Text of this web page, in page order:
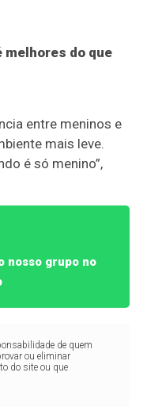
melhores do que
entre meninos e
mais leve.
é só menino”,
nosso grupo no
de quem
ou eliminar
do site ou que